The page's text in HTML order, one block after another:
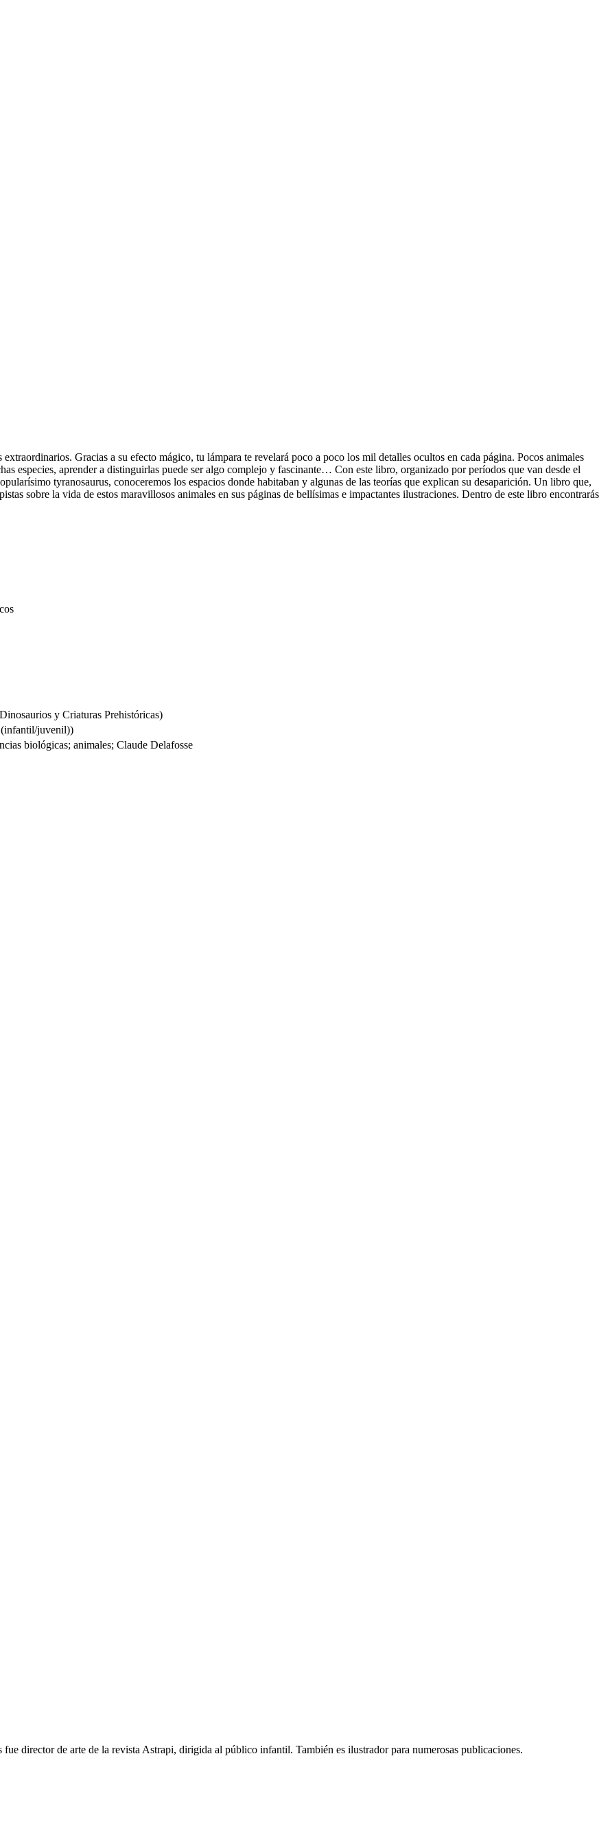
Gracias a su efecto mágico, tu lámpara te revelará poco a poco los mil detalles ocultos en cada página. Pocos animales
especies, aprender a distinguirlas puede ser algo complejo y fascinante… Con este libro, organizado por períodos que van desde el
tyranosaurus, conoceremos los espacios donde habitaban y algunas de las teorías que explican su desaparición. Un libro que,
sobre la vida de estos maravillosos animales en sus páginas de bellísimas e impactantes ilustraciones. Dentro de este libro encontrarás
y Criaturas Prehistóricas)
juvenil))
biológicas; animales; Claude Delafosse
director de arte de la revista Astrapi, dirigida al público infantil. También es ilustrador para numerosas publicaciones.